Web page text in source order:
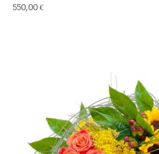
550,00 €